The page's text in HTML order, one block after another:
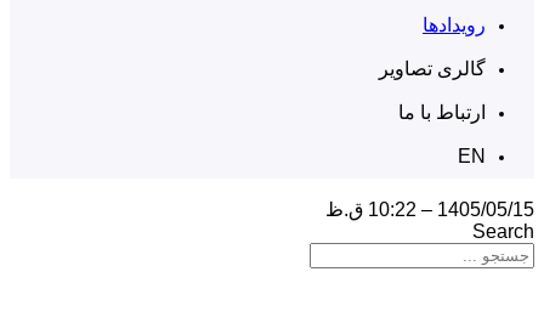
رویدادها
گالری تصاویر
ارتباط با ما
EN
1405/05/15 – 10:22 ق.ظ
Search